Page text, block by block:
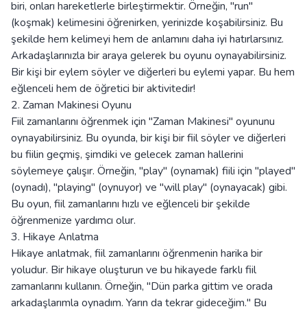
biri, onları hareketlerle birleştirmektir. Örneğin, "run"
(koşmak) kelimesini öğrenirken, yerinizde koşabilirsiniz. Bu
şekilde hem kelimeyi hem de anlamını daha iyi hatırlarsınız.
Arkadaşlarınızla bir araya gelerek bu oyunu oynayabilirsiniz.
Bir kişi bir eylem söyler ve diğerleri bu eylemi yapar. Bu hem
eğlenceli hem de öğretici bir aktivitedir!
2. Zaman Makinesi Oyunu
Fiil zamanlarını öğrenmek için "Zaman Makinesi" oyununu
oynayabilirsiniz. Bu oyunda, bir kişi bir fiil söyler ve diğerleri
bu fiilin geçmiş, şimdiki ve gelecek zaman hallerini
söylemeye çalışır. Örneğin, "play" (oynamak) fiili için "played"
(oynadı), "playing" (oynuyor) ve "will play" (oynayacak) gibi.
Bu oyun, fiil zamanlarını hızlı ve eğlenceli bir şekilde
öğrenmenize yardımcı olur.
3. Hikaye Anlatma
Hikaye anlatmak, fiil zamanlarını öğrenmenin harika bir
yoludur. Bir hikaye oluşturun ve bu hikayede farklı fiil
zamanlarını kullanın. Örneğin, "Dün parka gittim ve orada
arkadaşlarımla oynadım. Yarın da tekrar gideceğim." Bu